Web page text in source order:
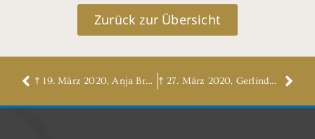
Zurück zur Übersicht
† 19. März 2020, Anja Bruns, geb. Wiechmann † 27. März 2020, Gerlinde Niemann, geb. Madaus